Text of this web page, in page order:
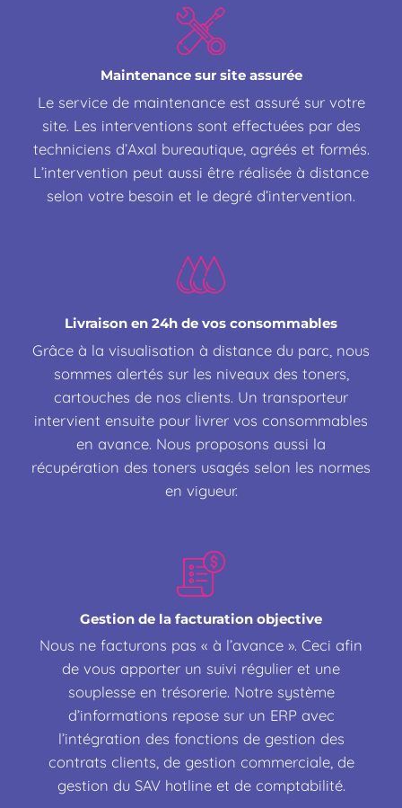
Maintenance sur site assurée
Le service de maintenance est assuré sur votre
site. Les interventions sont effectuées par des
techniciens d’Axal bureautique, agréés et formés.
L’intervention peut aussi être réalisée à distance
selon votre besoin et le degré d’intervention.
Livraison en 24h de vos consommables
Grâce à la visualisation à distance du parc, nous
sommes alertés sur les niveaux des toners,
cartouches de nos clients. Un transporteur
intervient ensuite pour livrer vos consommables
en avance. Nous proposons aussi la
récupération des toners usagés selon les normes
en vigueur.
Gestion de la facturation objective
Nous ne facturons pas « à l’avance ». Ceci afin
de vous apporter un suivi régulier et une
souplesse en trésorerie. Notre système
d’informations repose sur un ERP avec
l’intégration des fonctions de gestion des
contrats clients, de gestion commerciale, de
gestion du SAV hotline et de comptabilité.